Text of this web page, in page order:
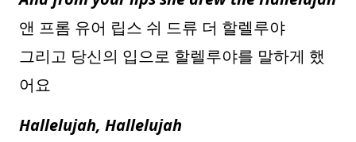
앤 프롬 유어 립스 쉬 드류 더 할렐루야
그리고 당신의 입으로 할렐루야를 말하게 했
어요
Hallelujah, Hallelujah